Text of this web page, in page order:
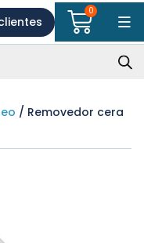
0
/ Removedor cera